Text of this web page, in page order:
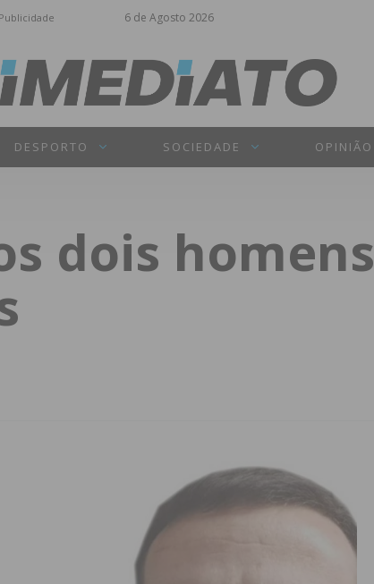
6 de Agosto 2026
Publicidade
DESPORTO SOCIEDADE OPINIÃO
dois homens